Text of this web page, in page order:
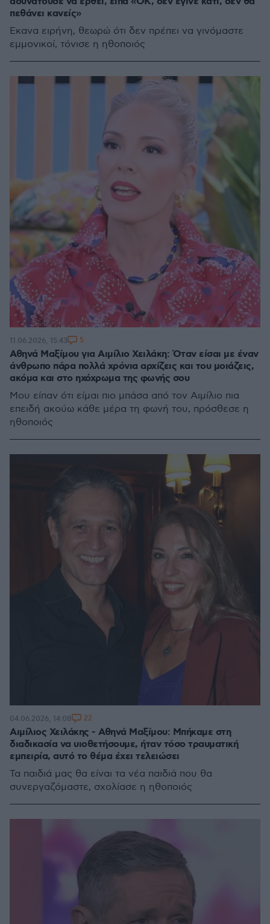
πεθάνει κανείς»
Έκανα ειρήνη, θεωρώ ότι δεν πρέπει να γινόμαστε
εμμονικοί, τόνισε η ηθοποιός
Αθηνά Μαξίμου για Αιμίλιο Χειλάκη: Όταν είσαι με έναν
άνθρωπο πάρα πολλά χρόνια αρχίζεις και του μοιάζεις,
ακόμα και στο ηχόχρωμα της φωνής σου
Μου είπαν ότι είμαι πιο μπάσα από τον Αιμίλιο πια
επειδή ακούω κάθε μέρα τη φωνή του, πρόσθεσε η
ηθοποιός
11.06.2026, 15:43 5
Αιμίλιος Χειλάκης - Αθηνά Μαξίμου: Μπήκαμε στη
διαδικασία να υιοθετήσουμε, ήταν τόσο τραυματική
εμπειρία, αυτό το θέμα έχει τελειώσει
Τα παιδιά μας θα είναι τα νέα παιδιά που θα
συνεργαζόμαστε, σχολίασε η ηθοποιός
04.06.2026, 14:08 22